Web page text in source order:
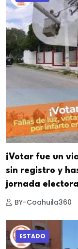
¡Votar fue un
sin registro y
jornada
BY-Coahuila360
ESTADO